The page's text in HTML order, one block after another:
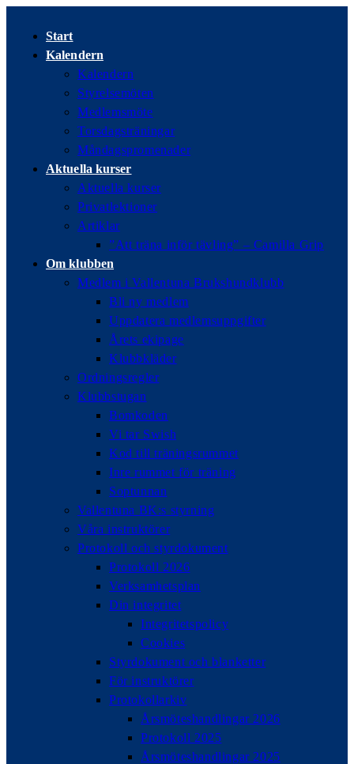
innehållet
Start
Kalendern
Kalendern
Styrelsemöten
Medlemsmöte
Torsdagsträningar
Måndagspromenader
Aktuella kurser
Aktuella kurser
Privatlektioner
Artiklar
”Att träna inför tävling” – Camilla Grip
Om klubben
Medlem i Vallentuna Brukshundklubb
Bli ny medlem
Uppdatera medlemsuppgifter
Årets ekipage
Klubbkläder
Ordningsregler
Klubbstugan
Bomkoden
Vi tar Swish
Kod till träningsrummet
Inre rummet för träning
Soptunnan
Vallentuna BK:s styrning
Våra instruktörer
Protokoll och styrdokument
Protokoll 2026
Verksamhetsplan
Din integritet
Integritetspolicy
Cookies
Styrdokument och blanketter
För instruktörer
Protokollarkiv
Årsmöteshandlingar 2026
Protokoll 2025
Årsmöteshandlingar 2025